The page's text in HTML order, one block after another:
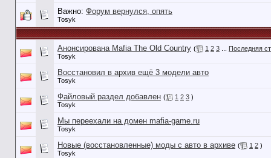
Важно: Форум вернулся, опять
Tosyk
Анонсирована Mafia The Old Country ( 1 2 3
Последняя
Tosyk
Восстановил в архив ещё 3 модели авто
Tosyk
Файловый раздел добавлен ( 1 2 3 )
Tosyk
Мы переехали на домен mafia-game.ru
Tosyk
Новые (восстановленные) моды с авто в архиве ( 1 2 )
Tosyk